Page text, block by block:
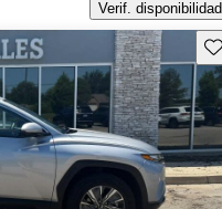
Verif. disponibilidad